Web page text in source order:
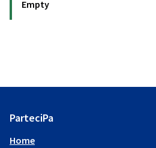
Empty
ParteciPa
Home